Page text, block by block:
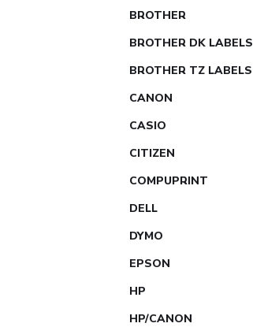
BROTHER
BROTHER DK LABELS
BROTHER TZ LABELS
CANON
CASIO
CITIZEN
COMPUPRINT
DELL
DYMO
EPSON
HP
HP/CANON